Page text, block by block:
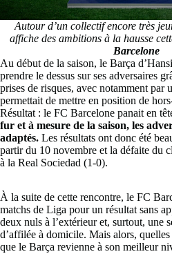
Autour d’un collectif encore très
affiche des ambitions à la hausse
Barcelone
Au début de la saison, le Barça
prendre le dessus sur ses adversaires
prises de risques, avec notamment par
permettait de mettre en position de
Résultat : le FC Barcelone panait en
fur et à mesure de la saison, les
adaptés. Les résultats ont donc été
partir du 10 novembre et la défaite du
à la Real Sociedad (1-0).
À la suite de cette rencontre, le FC
matchs de Liga pour un résultat sans
deux nuls à l’extérieur et, surtout, une
d’affilée à domicile. Mais alors,
que le Barça revienne à son meilleur